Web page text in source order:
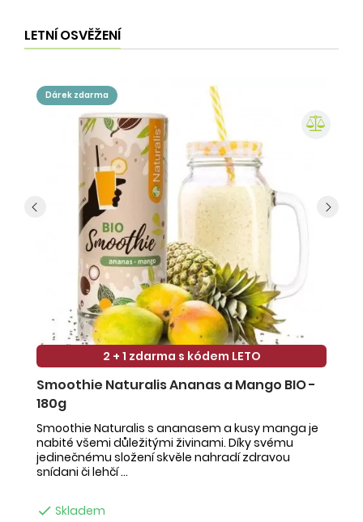
LETNÍ OSVĚŽENÍ
dárek zdarma
2 + 1 zdarma s kódem LETO
Smoothie Naturalis Ananas a Mango BIO -
180g
Smoothie Naturalis s ananasem a kusy manga je
nabité všemi důležitými živinami. Díky svému
jedinečnému složení skvěle nahradí zdravou
snídani či lehčí ...
 Skladem